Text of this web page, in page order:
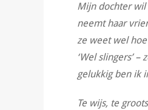
Mijn dochter
neemt haar
ze weet wel
‘Wel slingers’ –
gelukkig ben ik
Te wijs, te